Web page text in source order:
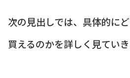
次の見出しでは、具体的に
買えるのかを詳しく見ていき